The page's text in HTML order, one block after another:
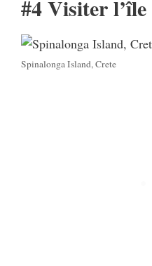
#4 Visiter
Spinalonga Island, Crete